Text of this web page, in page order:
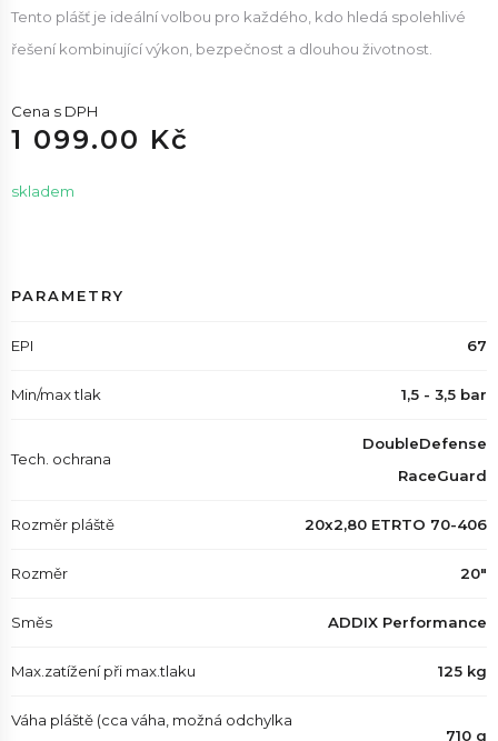
Tento plášť je ideální volbou pro každého, kdo hledá spolehlivé
řešení kombinující výkon, bezpečnost a dlouhou životnost.
Cena s DPH
1 099.00 Kč
skladem
PARAMETRY
EPI 67
Min/max tlak 1,5 - 3,5 bar
Tech. ochrana
DoubleDefense
RaceGuard
Rozměr pláště 20x2,80 ETRTO 70-406
Rozměr 20"
Směs ADDIX Performance
Max.zatížení při max.tlaku 125 kg
Váha pláště (cca váha, možná odchylka
710 g